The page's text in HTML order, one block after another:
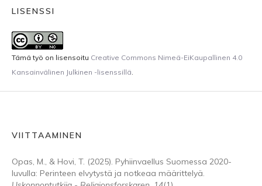
LISENSSI
Tämä työ on lisensoitu Creative Commons Nimeä-EiKaupallinen 4.0
Kansainvälinen Julkinen -lisenssillä.
VIITTAAMINEN
Opas, M., & Hovi, T. (2025). Pyhiinvaellus Suomessa 2020-
luvulla: Perinteen elvytystä ja notkeaa määrittelyä.